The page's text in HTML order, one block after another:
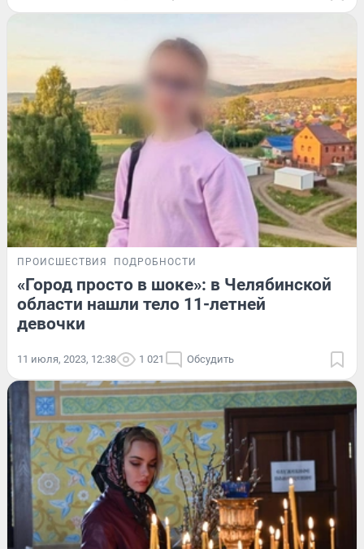
ПРОИСШЕСТВИЯ ПОДРОБНОСТИ
«Город просто в шоке»: в Челябинской
области нашли тело 11-летней
девочки
11 июля, 2023, 12:38 1 021 Обсудить